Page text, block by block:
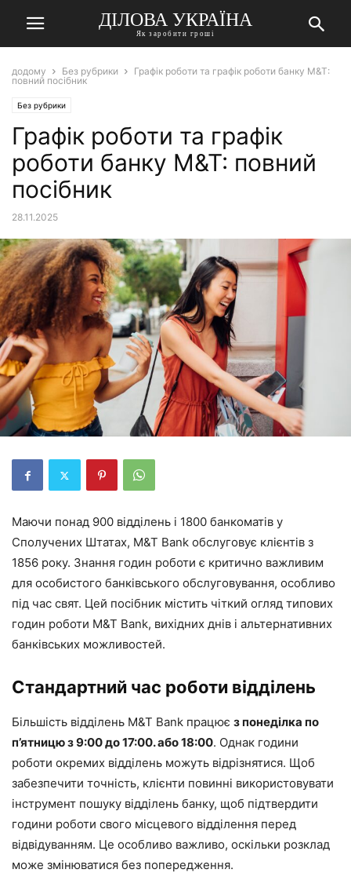
ДІЛОВА УКРАЇНА
Як заробити гроші
додому Без рубрики
Графік роботи та графік роботи банку M&T:
повний посібник
Без рубрики
Графік роботи та графік
роботи банку M&T: повний
посібник
28.11.2025
Маючи понад 900 відділень і 1800 банкоматів у
Сполучених Штатах, M&T Bank обслуговує клієнтів з
1856 року. Знання годин роботи є критично важливим
для особистого банківського обслуговування, особливо
під час свят. Цей посібник містить чіткий огляд типових
годин роботи M&T Bank, вихідних днів і альтернативних
банківських можливостей.
Стандартний час роботи відділень
Більшість відділень M&T Bank працює з понеділка по
п’ятницю з 9:00 до 17:00. або 18:00. Однак години
роботи окремих відділень можуть відрізнятися. Щоб
забезпечити точність, клієнти повинні використовувати
інструмент пошуку відділень банку, щоб підтвердити
години роботи свого місцевого відділення перед
відвідуванням. Це особливо важливо, оскільки розклад
може змінюватися без попередження.